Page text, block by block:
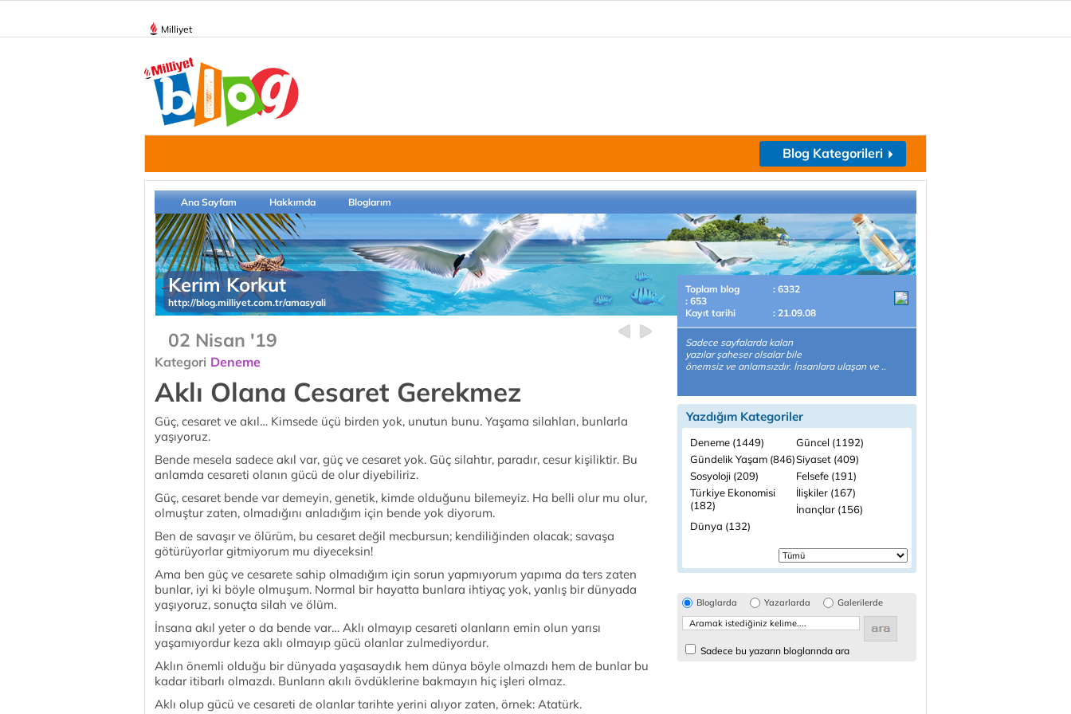
Milliyet
Blog Kategorileri
Ana Sayfam Hakkımda Bloglarım
Kerim Korkut
http://blog.milliyet.com.tr/amasyali
02 Nisan '19
Kategori Deneme
Aklı Olana Cesaret Gerekmez
Güç, cesaret ve akıl… Kimsede üçü birden yok, unutun bunu. Yaşama silahları, bunlarla
yaşıyoruz.
Bende mesela sadece akıl var, güç ve cesaret yok. Güç silahtır, paradır, cesur kişiliktir. Bu
anlamda cesareti olanın gücü de olur diyebiliriz.
Güç, cesaret bende var demeyin, genetik, kimde olduğunu bilemeyiz. Ha belli olur mu olur,
olmuştur zaten, olmadığını anladığım için bende yok diyorum.
Ben de savaşır ve ölürüm, bu cesaret değil mecbursun; kendiliğinden olacak; savaşa
götürüyorlar gitmiyorum mu diyeceksin!
Ama ben güç ve cesarete sahip olmadığım için sorun yapmıyorum yapıma da ters zaten
bunlar, iyi ki böyle olmuşum. Normal bir hayatta bunlara ihtiyaç yok, yanlış bir dünyada
yaşıyoruz, sonuçta silah ve ölüm.
İnsana akıl yeter o da bende var… Aklı olmayıp cesareti olanların emin olun yarısı
yaşamıyordur keza aklı olmayıp gücü olanlar zulmediyordur.
Aklın önemli olduğu bir dünyada yaşasaydık hem dünya böyle olmazdı hem de bunlar bu
kadar itibarlı olmazdı. Bunların akılı övdüklerine bakmayın hiç işleri olmaz.
Aklı olup gücü ve cesareti de olanlar tarihte yerini alıyor zaten, örnek: Atatürk.
Toplam blog
: 6332
: 653
Kayıt tarihi
: 21.09.08
Sadece sayfalarda kalan
yazılar şaheser olsalar bile
önemsiz ve anlamsızdır. İnsanlara ulaşan ve ..
Yazdığım Kategoriler
Deneme (1449)
Güncel (1192)
Gündelik Yaşam (846)Siyaset (409)
Sosyoloji (209)
Felsefe (191)
Türkiye Ekonomisi
(182)
İlişkiler (167)
İnançlar (156)
Dünya (132)
Bloglarda Yazarlarda Galerilerde
Sadece bu yazarın bloglarında ara